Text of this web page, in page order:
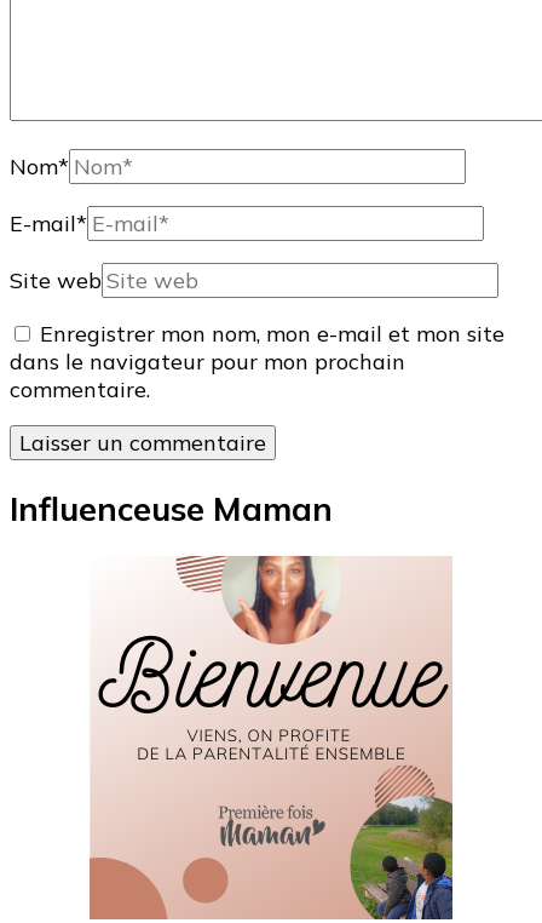
Nom*
E-mail*
Site web
Enregistrer mon nom, mon e-mail et mon site
dans le navigateur pour mon prochain
commentaire.
Influenceuse Maman